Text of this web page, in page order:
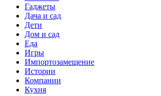
Гаджеты
Дача и сад
Дети
Дом и сад
Еда
Игры
Импортозамещение
Истории
Компании
Кухня